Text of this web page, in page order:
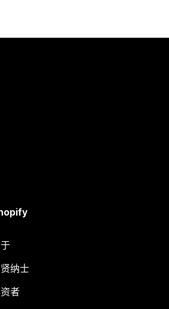
纳士
者